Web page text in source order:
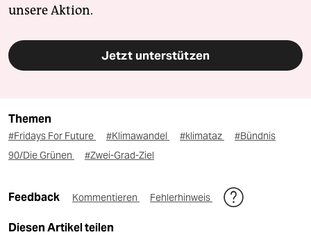
unsere Aktion.
Jetzt unterstützen
Themen
#Fridays For Future #Klimawandel #klimataz
#Bündnis
90/Die Grünen
#Zwei-Grad-Ziel
Feedback Kommentieren Fehlerhinweis
Diesen Artikel teilen